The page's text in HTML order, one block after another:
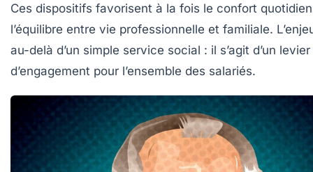
Ces dispositifs favorisent à la fois le confort
l’équilibre entre vie professionnelle et familiale.
au-delà d’un simple service social : il s’agit d’un levier
d’engagement pour l’ensemble des salariés.